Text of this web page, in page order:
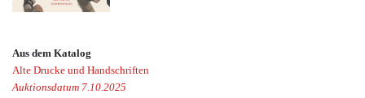
Aus dem Katalog
Alte Drucke und Handschriften
Auktionsdatum 7.10.2025